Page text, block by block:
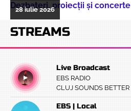
Dezbateri, proiecţii şi concerte
28 iulie 2026
STREAMS
Live Broadcast
EBS RADIO
CLUJ SOUNDS BETTER
EBS | Local